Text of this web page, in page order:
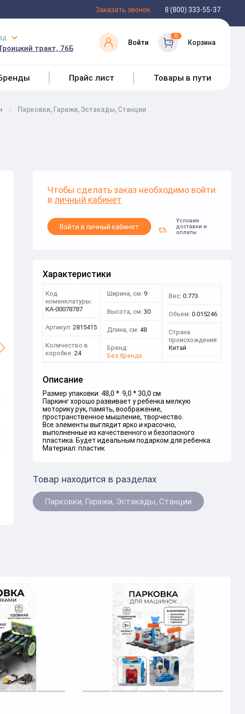
Заказать звонок 8 (800) 333-55-37
тракт, 76Б
Войти
0
Корзина
Прайс лист Товары в пути
Парковки, Гаражи, Эстакады, Станции
Чтобы сделать заказ необходимо войти
в личный кабинет
Войти в личный кабинет
Условия
доставки и
оплаты
Характеристики
Код
номенклатуры:
КА-00078787
Артикул: 2815415
Количество в
коробке: 24
Ширина, см: 9
Высота, см: 30
Длина, см: 48
Бренд:
Без бренда
Вес: 0.773
Объем: 0.015246
Страна
происхождения:
Китай
Описание
Размер упаковки: 48,0 * 9,0 * 30,0 см
Паркинг хорошо развивает у ребенка мелкую
моторику рук, память, воображение,
пространственное мышление, творчество.
Все элементы выглядит ярко и красочно,
выполненные из качественного и безопасного
пластика. Будет идеальным подарком для ребенка.
Материал: пластик
Товар находится в разделах
Парковки, Гаражи, Эстакады, Станции